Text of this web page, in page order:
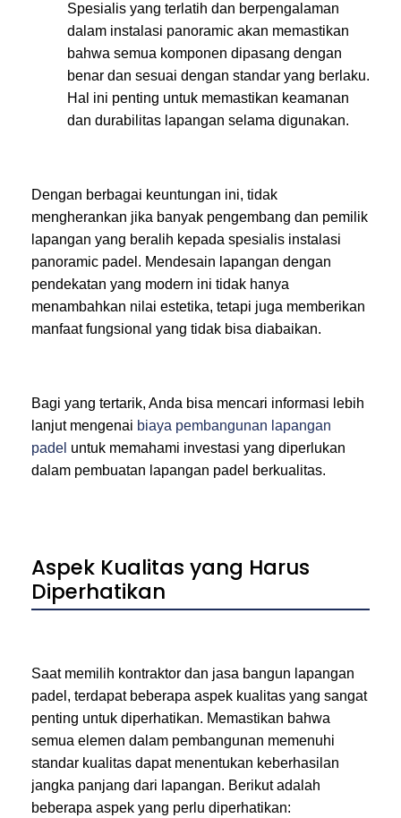
Spesialis yang terlatih dan berpengalaman
dalam instalasi panoramic akan memastikan
bahwa semua komponen dipasang dengan
benar dan sesuai dengan standar yang berlaku.
Hal ini penting untuk memastikan keamanan
dan durabilitas lapangan selama digunakan.
Dengan berbagai keuntungan ini, tidak
mengherankan jika banyak pengembang dan pemilik
lapangan yang beralih kepada spesialis instalasi
panoramic padel. Mendesain lapangan dengan
pendekatan yang modern ini tidak hanya
menambahkan nilai estetika, tetapi juga memberikan
manfaat fungsional yang tidak bisa diabaikan.
Bagi yang tertarik, Anda bisa mencari informasi lebih
lanjut mengenai biaya pembangunan lapangan
padel untuk memahami investasi yang diperlukan
dalam pembuatan lapangan padel berkualitas.
Aspek Kualitas yang Harus
Diperhatikan
Saat memilih kontraktor dan jasa bangun lapangan
padel, terdapat beberapa aspek kualitas yang sangat
penting untuk diperhatikan. Memastikan bahwa
semua elemen dalam pembangunan memenuhi
standar kualitas dapat menentukan keberhasilan
jangka panjang dari lapangan. Berikut adalah
beberapa aspek yang perlu diperhatikan: